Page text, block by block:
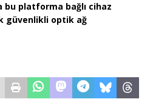
bu platforma bağlı cihaz
güvenlikli optik ağ